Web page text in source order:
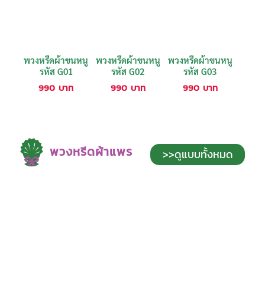
พวงหรีดผ้าขนหนู
รหัส G01
990 บาท
พวงหรีดผ้าขนหนู
รหัส G02
990 บาท
พวงหรีดผ้าขนหนู
รหัส G03
990 บาท
พวงหรีดผ้าแพร >>ดูแบบทั้งหมด